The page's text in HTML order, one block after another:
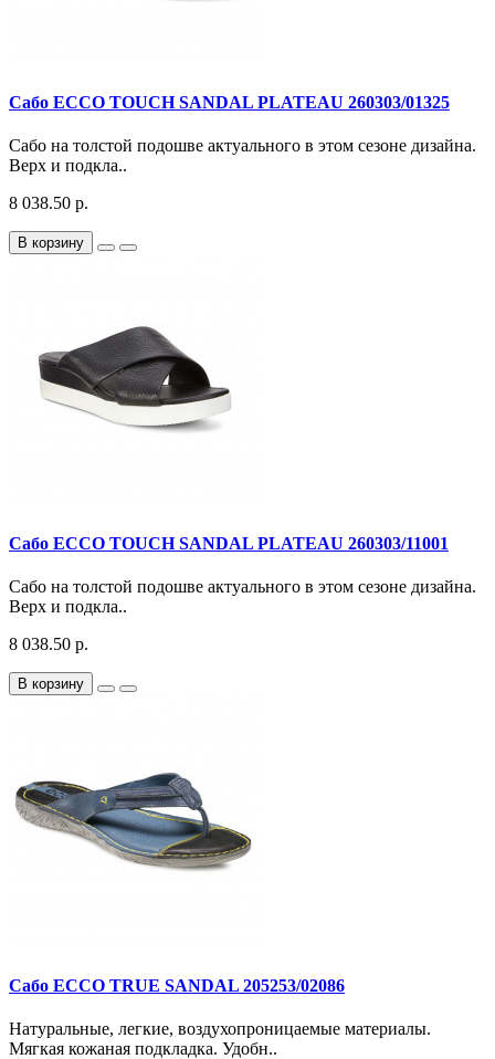
Сабо ECCO TOUCH SANDAL PLATEAU 260303/01325
Сабо на толстой подошве актуального в этом сезоне дизайна.
Верх и подкла..
8 038.50 р.
В корзину
Сабо ECCO TOUCH SANDAL PLATEAU 260303/11001
Сабо на толстой подошве актуального в этом сезоне дизайна.
Верх и подкла..
8 038.50 р.
В корзину
Сабо ECCO TRUE SANDAL 205253/02086
Натуральные, легкие, воздухопроницаемые материалы.
Мягкая кожаная подкладка. Удобн..